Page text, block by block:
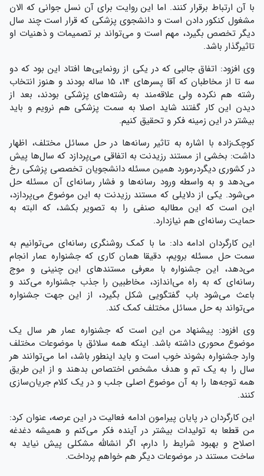
با آن ارتباط برقرار کنند. اما این روایت برای آن نسل جوانی که الان
مشغول کنکور دادن است و دانشجوی پزشکی که قرار است چند سال
دیگر تخصص بگیرد، مهم است و می‌تواند بر تصمیمات و ذهنیات او
تاثیرگذار باشد.
وی افزود: اتفاق جالبی که در یکی از رونمایی‌ها افتاد این بود که دو
سه تا از مخاطبان که آقا پسرهای 14، 15 ساله بودند و هنوز انتخاب
رشته هم نکرده ولی علاقه‌مند به رشته‌های پزشکی بودند، بعد از
دیدن این کار ‌گفتند شاید اصلا به سمت پزشکی هم نرویم و باید
بیشتر در این زمینه فکر و تحقیق کنیم.
کوچک‌زاده با اشاره به تاثیر رسانه‌ها در حل مسائل مختلف، اظهار
داشت: بخشی از مستند رزیدنت به اتفاقی می‌پردازد که سال‌ها پیش
در کشوری دیگردرمورد همین مسئله دانشجویان تخصصی پزشکی رخ
می‌دهد و به واسطه ورود رسانه‌ها و فشار رسانه‌ای آن مسئله حل
می‌شود. یکی از دلایلی که مستند رزیدنت به این موضوع می‌پردازد،
این است که این مطالبه صنفی را به تصویر بکشد، که البته به
حمایت رسانه‌ای هم نیازدارد.
این کارگردان ادامه داد: ما با کمک روشنگری رسانه‌ای می‌توانیم به
سمت حل مسئله برویم، دقیقا همان کاری که جشنواره عمار انجام
می‌دهد، این جشنواره با معرفی مستندهای این چنینی و موج
رسانه‌ای که به راه می‌اندازد، مخاطبین را جذب جشنواره می‌کند و
باعث می‌شود باب گفتگویی شکل بگیرد، از این جهت جشنواره
می‌تواند به حل مسائل مختلف کمک کند.
وی افزود: پیشنهاد من این است که جشنواره عمار هر سال یک
موضوع محوری داشته باشد. اینکه همه سلائق با موضوعات مختلف
وارد جشنواره بشوند خوب است و باید اینطور باشد، اما می‌توانند هر
سال را به یک تم و هدف مشخص اختصاص بدهند و از این طریق
همه توجه‌ها را به آن موضوع اصلی جلب و در یک کلام جریان‌سازی
کنند.
این کارگردان در پایان پیرامون ادامه فعالیت در این عرصه، عنوان کرد:
من قطعا به تولیدات بیشتر در آینده فکر می‌کنم و همیشه دغدغه
اصلاح و بهبود شرایط را دارم، اگر انشالله مشکلی پیش نیاید به
ساخت مستند در موضوعات دیگر هم خواهم پرداخت.